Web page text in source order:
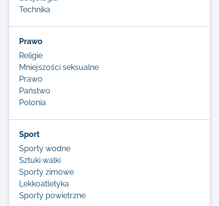
Technika
Prawo
Religie
Mniejszości seksualne
Prawo
Państwo
Polonia
Sport
Sporty wodne
Sztuki walki
Sporty zimowe
Lekkoatletyka
Sporty powietrzne